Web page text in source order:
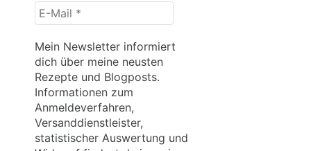
E-
Mail
Mein Newsletter informiert
dich über meine neusten
Rezepte und Blogposts.
Informationen zum
Anmeldeverfahren,
Versanddienstleister,
statistischer Auswertung und